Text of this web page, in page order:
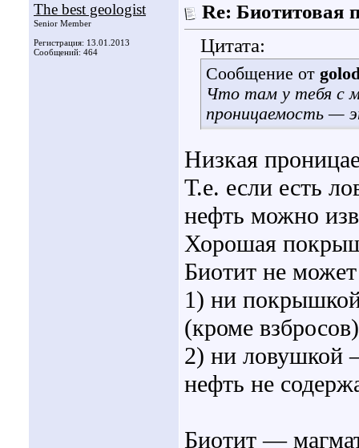
The best geologist
Senior Member
Регистрация: 13.01.2013
Сообщений: 464
Re: Биотитовая
Цитата:
Сообщение от
Что там у тебя с
проницаемость —
Низкая
Т.е. если есть
нефть можно
Хорошая
Биотит не
1) ни
(кроме
2) ни ловушкой
нефть не
Биотит —